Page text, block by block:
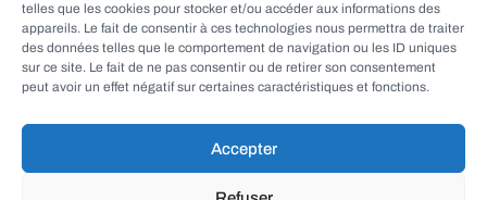
telles que les cookies pour stocker et/ou accéder aux informations des
appareils. Le fait de consentir à ces technologies nous permettra de traiter
des données telles que le comportement de navigation ou les ID uniques
sur ce site. Le fait de ne pas consentir ou de retirer son consentement
peut avoir un effet négatif sur certaines caractéristiques et fonctions.
Accepter
Aubas
Villac
Azerat
Ladornac
Tourtoirac